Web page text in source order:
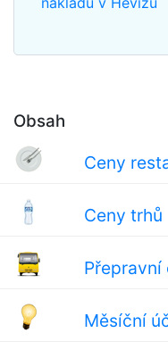
Obsah
Ceny
Ceny trhů
Přepravní
Měsíční